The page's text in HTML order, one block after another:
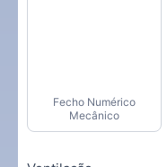
Fecho Numérico
Mecânico